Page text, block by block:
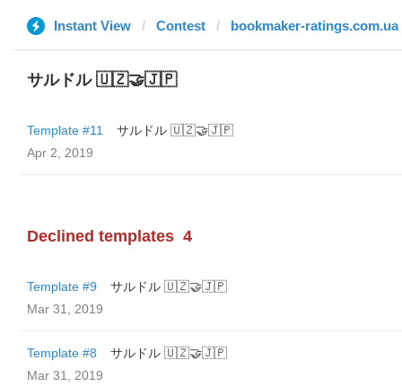
Instant View Contest bookmaker-ratings.com.ua
サルドル 🇺🇿🤝🇯🇵
Template #11
サルドル 🇺🇿🤝🇯🇵
Apr 2, 2019
Declined templates 4
Template #9
サルドル 🇺🇿🤝🇯🇵
Mar 31, 2019
Template #8
サルドル 🇺🇿🤝🇯🇵
Mar 31, 2019